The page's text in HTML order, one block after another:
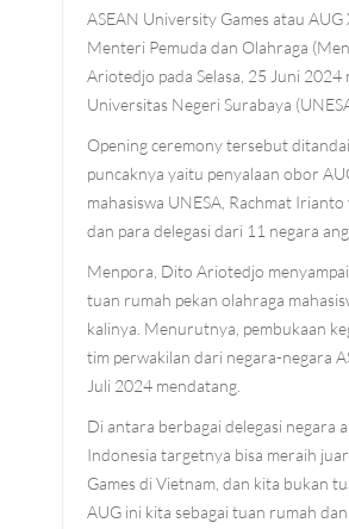
ASEAN University Games atau
Menteri Pemuda dan Olahraga
Ariotedjo pada Selasa, 25 Juni
Universitas Negeri Surabaya
Opening ceremony tersebut
puncaknya yaitu penyalaan obor
mahasiswa UNESA, Rachmat
dan para delegasi dari 11 negara
Menpora, Dito Ariotedjo
tuan rumah pekan olahraga
kalinya. Menurutnya, pembukaan
tim perwakilan dari negara-negara
Juli 2024 mendatang.
Di antara berbagai delegasi negara
Indonesia targetnya bisa meraih
Games di Vietnam, dan kita bukan
AUG ini kita sebagai tuan rumah